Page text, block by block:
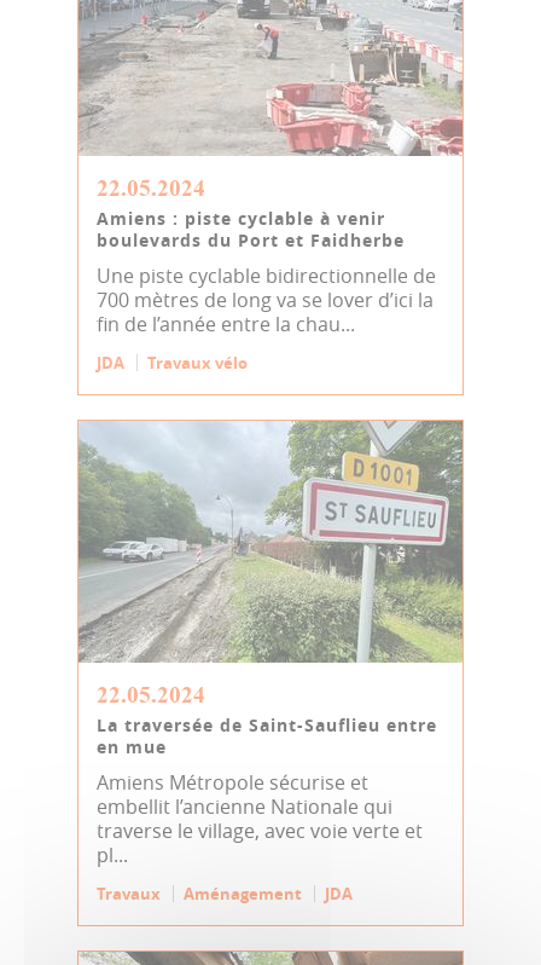
22.05.2024
Amiens : piste cyclable à venir
boulevards du Port et Faidherbe
Une piste cyclable bidirectionnelle de
700 mètres de long va se lover d’ici la
fin de l’année entre la chau...
JDA Travaux vélo
22.05.2024
La traversée de Saint-Sauflieu entre
en mue
Amiens Métropole sécurise et
embellit l’ancienne Nationale qui
traverse le village, avec voie verte et
pl...
Travaux Aménagement JDA